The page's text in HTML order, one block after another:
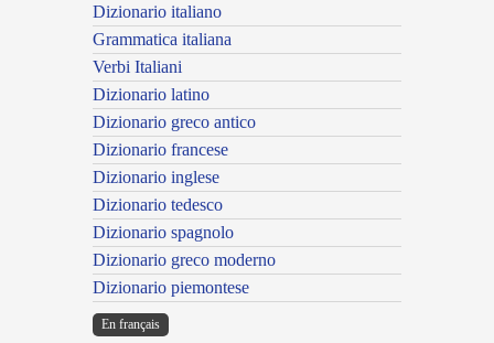
Dizionario italiano
Grammatica italiana
Verbi Italiani
Dizionario latino
Dizionario greco antico
Dizionario francese
Dizionario inglese
Dizionario tedesco
Dizionario spagnolo
Dizionario greco moderno
Dizionario piemontese
En français